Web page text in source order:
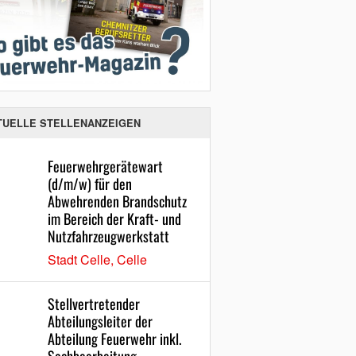
STELLENANZEIGEN
Feuerwehrgerätewart
(d/m/w) für den
Abwehrenden Brandschutz
im Bereich der Kraft- und
Nutzfahrzeugwerkstatt
Stadt Celle, Celle
Stellvertretender
Abteilungsleiter der
Abteilung Feuerwehr inkl.